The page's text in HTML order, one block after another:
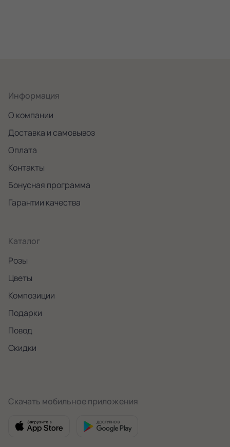
Информация
О компании
Доставка и самовывоз
Оплата
Контакты
Бонусная программа
Гарантии качества
Каталог
Розы
Цветы
Композиции
Подарки
Повод
Скидки
Скачать мобильное приложения